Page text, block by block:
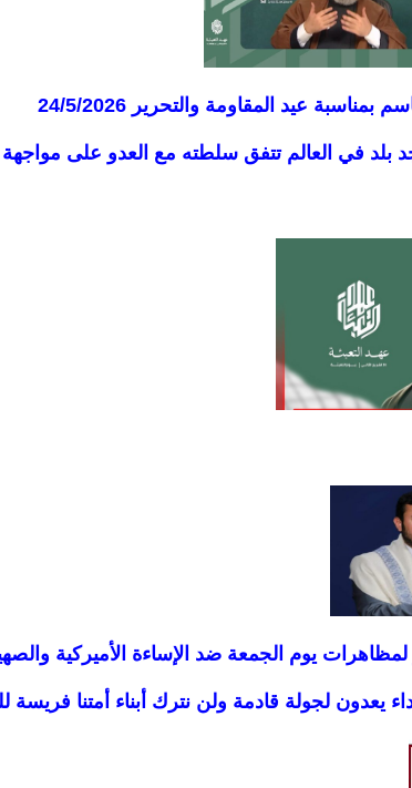
عيد المقاومة والتحرير 24/5/2026
بلد في العالم تتفق سلطته مع العدو على مواجهة
يوم الجمعة ضد الإساءة الأميركية
يعدون لجولة قادمة ولن نترك أبناء أمتنا فريسة